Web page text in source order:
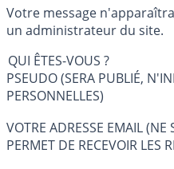
Votre message
un administrateur du site.
QUI ÊTES-VOUS ?
PSEUDO (SERA PUBLIÉ,
PERSONNELLES)
VOTRE ADRESSE EMAIL (NE
PERMET DE RECEVOIR LES